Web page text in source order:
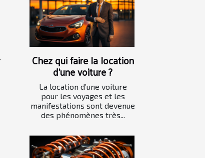
Chez qui faire la location
d’une voiture ?
La location d’une voiture
pour les voyages et les
manifestations sont devenue
des phénomènes très...